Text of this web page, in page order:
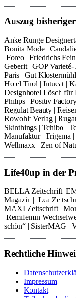
Auszug
Anke Runge
Bonita Mode |
Foreo | Friedrichs
Geberit | GOP
Paris | Gut
Hotel Tirol | Intueat |
Designhotel Lösch für
Philips | Positiv
Regulat Beauty |
Rowohlt Verlag |
Skinthings | Tchibo |
Manufaktur | Trigema
Wellmaxx | Zen of
Life40up in der
BELLA Zeitschrift|
Magazin | Lea
MAXI Zeitschrift |
Remifemin
schön“ | SisterMAG
Rechtliche
Impressum
Kontakt